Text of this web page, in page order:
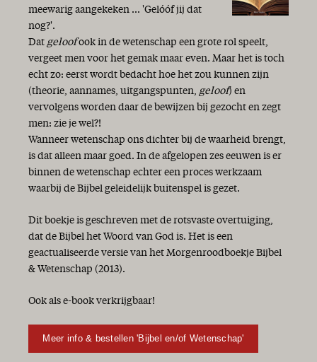
Strijd tussen waarheid en leugen
Het GAB-syndroom
Licht in de duisternis
Twintig jaar AMEN!
Niets is wat het lijkt
Een nieuw begin
Geschenk van God!
Tijd
Lente
Dank!
Het geheim van Bijbellezen
In de schaduw van de Almachtige
Het jaar van de liefde!
Kiezen
Hij komt!
Goede moed!
Israël 70 jaar
Het Woord aan het woord
meewarig aangekeken ... 'Gelóóf jij dat
nog?'.
Dat geloofook in de wetenschap een grote rol speelt,
vergeet men voor het gemak maar even. Maar het is toch
echt zo: eerst wordt bedacht hoe het zou kunnen zijn
(theorie, aannames, uitgangspunten, geloof) en
vervolgens worden daar de bewijzen bij gezocht en zegt
men: zie je wel?!
Wanneer wetenschap ons dichter bij de waarheid brengt,
is dat alleen maar goed. In de afgelopen zes eeuwen is er
binnen de wetenschap echter een proces werkzaam
waarbij de Bijbel geleidelijk buitenspel is gezet.
Dit boekje is geschreven met de rotsvaste overtuiging,
dat de Bijbel het Woord van God is. Het is een
geactualiseerde versie van het Morgenroodboekje Bijbel
& Wetenschap (2013).
Ook als e-book verkrijgbaar!
Meer info & bestellen 'Bijbel en/of Wetenschap'